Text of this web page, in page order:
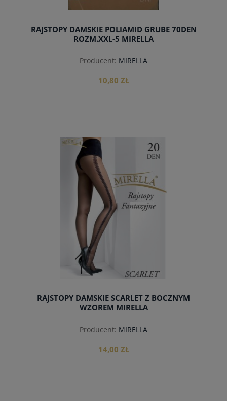
RAJSTOPY DAMSKIE POLIAMID GRUBE 70DEN
ROZM.XXL-5 MIRELLA
Producent: MIRELLA
10,80 ZŁ
do koszyka
RAJSTOPY DAMSKIE SCARLET Z BOCZNYM
WZOREM MIRELLA
Producent: MIRELLA
14,00 ZŁ